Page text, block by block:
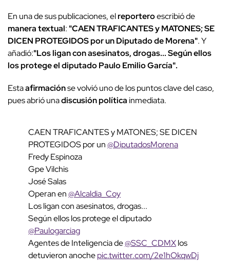
En una de sus publicaciones, elreporteroescribió de
manera textual: "CAEN TRAFICANTES y MATONES; SE
DICEN PROTEGIDOS por un Diputado de Morena". Y
añadió:"Los ligan con asesinatos, drogas... Según ellos
los protege el diputado Paulo Emilio García".
Estaafirmaciónse volvió uno de los puntos clave del caso,
pues abrió unadiscusión políticainmediata.
CAEN TRAFICANTES y MATONES; SE DICEN
PROTEGIDOS por un@DiputadosMorena
Fredy Espinoza
Gpe Vilchis
José Salas
Operan en@Alcaldia_Coy
Los ligan con asesinatos, drogas...
Según ellos los protege el diputado
@Paulogarciag
Agentes de Inteligencia de@SSC_CDMXlos
detuvieron anochepic.twitter.com/2e1hOkqwDj